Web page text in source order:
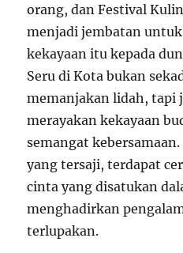
orang, dan Festival
menjadi jembatan
kekayaan itu kepada
Seru di Kota bukan
memanjakan lidah, tapi
merayakan kekayaan
semangat
yang tersaji, terdapat
cinta yang disatukan
menghadirkan
terlupakan.